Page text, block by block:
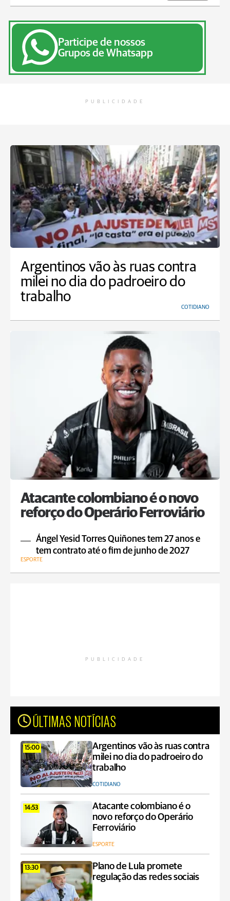
Participe de nossos
Grupos de Whatsapp
PUBLICIDADE
Argentinos vão às ruas contra
milei no dia do padroeiro do
trabalho
COTIDIANO
Atacante colombiano é o novo
reforço do Operário Ferroviário
Ángel Yesid Torres Quiñones tem 27 anos e
tem contrato até o fim de junho de 2027
ESPORTE
PUBLICIDADE
ÚLTIMAS NOTÍCIAS
15:00
Argentinos vão às ruas contra
milei no dia do padroeiro do
trabalho
COTIDIANO
14:53
Atacante colombiano é o
novo reforço do Operário
Ferroviário
ESPORTE
13:30
Plano de Lula promete
regulação das redes sociais